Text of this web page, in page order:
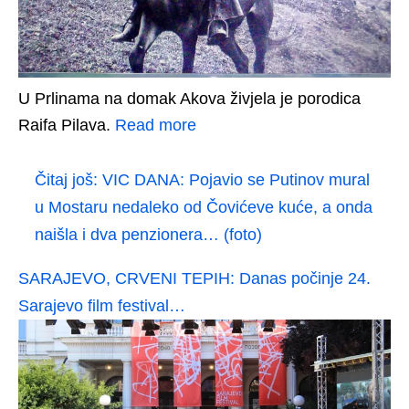
U Prlinama na domak Akova živjela je porodica
Raifa Pilava. Read more
Čitaj još: VIC DANA: Pojavio se Putinov mural
u Mostaru nedaleko od Čovićeve kuće, a onda
naišla i dva penzionera… (foto)
SARAJEVO, CRVENI TEPIH: Danas počinje 24.
Sarajevo film festival…